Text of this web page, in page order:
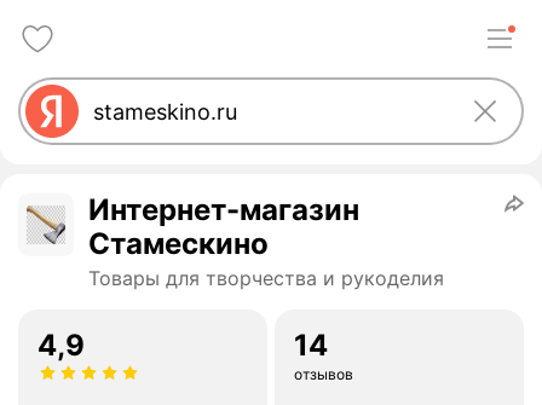
Интернет-магазин
Стамескино
Товары для творчества и рукоделия
4,9 14
отзывов